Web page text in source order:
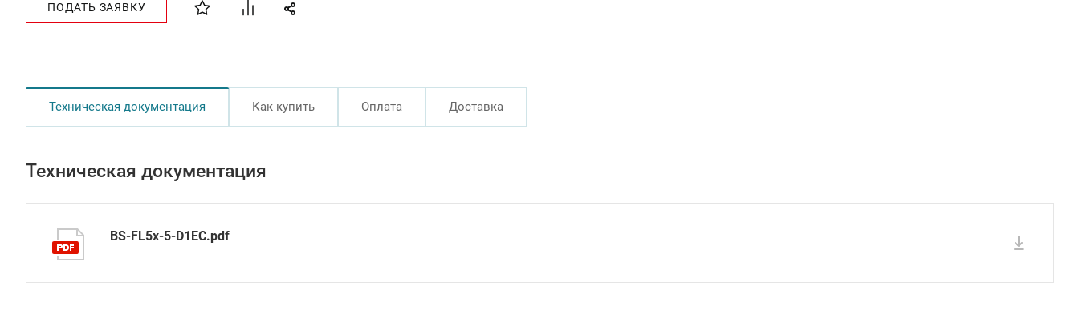
ПОДАТЬ ЗАЯВКУ
Техническая документация Как купить Оплата Доставка
Техническая документация
BS-FL5x-5-D1EC.pdf